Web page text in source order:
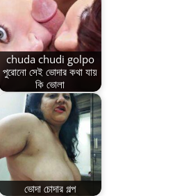
chuda chudi golpo
পুরোনো সেই ভোদার কথা যায়
কি ভোলা
ভোদা চোদার গল্প